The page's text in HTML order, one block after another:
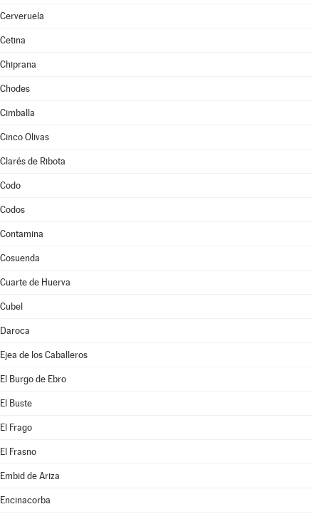
Cerveruela
Cetina
Chiprana
Chodes
Cimballa
Cinco Olivas
Clarés de Ribota
Codo
Codos
Contamina
Cosuenda
Cuarte de Huerva
Cubel
Daroca
Ejea de los Caballeros
El Burgo de Ebro
El Buste
El Frago
El Frasno
Embid de Ariza
Encinacorba